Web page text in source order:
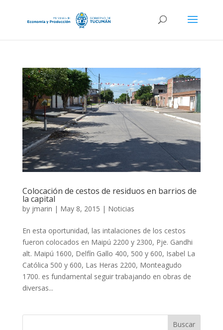
Colocación de cestos de residuos en barrios de
la capital
by jmarin | May 8, 2015 | Noticias
En esta oportunidad, las intalaciones de los cestos
fueron colocados en Maipú 2200 y 2300, Pje. Gandhi
alt. Maipú 1600, Delfín Gallo 400, 500 y 600, Isabel La
Católica 500 y 600, Las Heras 2200, Monteagudo
1700. es fundamental seguir trabajando en obras de
diversas...
Buscar